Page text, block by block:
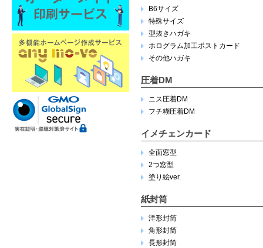
B6サイズ
特殊サイズ
型抜きハガキ
ホログラム加工ポストカード
その他ハガキ
圧着DM
ニス圧着DM
フチ糊圧着DM
イメチェンカード
全面窓型
2つ窓型
塗り絵ver.
紙封筒
洋形封筒
角形封筒
長形封筒